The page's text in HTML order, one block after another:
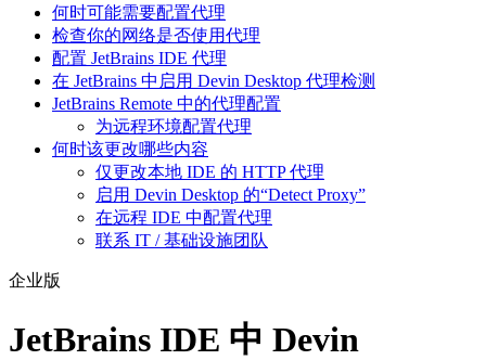
何时可能需要配置代理
检查你的网络是否使用代理
配置 JetBrains IDE 代理
在 JetBrains 中启用 Devin Desktop 代理检测
JetBrains Remote 中的代理配置
为远程环境配置代理
何时该更改哪些内容
仅更改本地 IDE 的 HTTP 代理
启用 Devin Desktop 的“Detect Proxy”
在远程 IDE 中配置代理
联系 IT / 基础设施团队
企业版
JetBrains IDE 中 Devin